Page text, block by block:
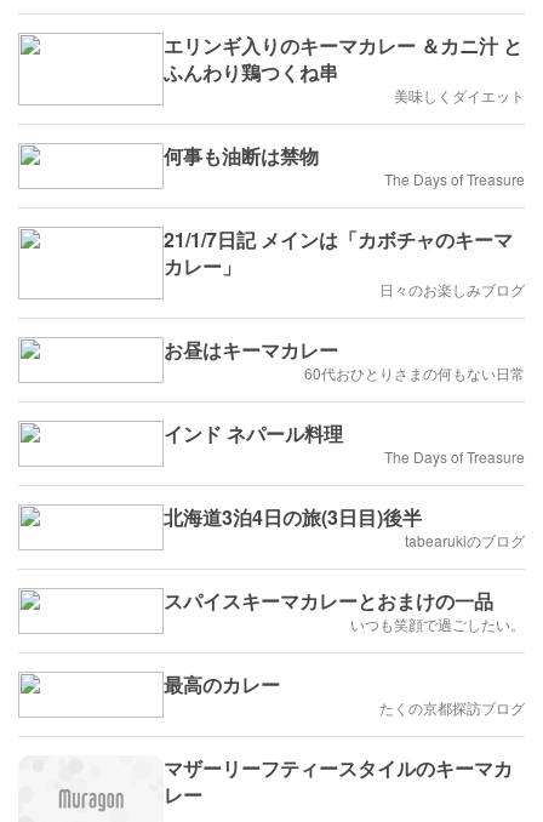
エリンギ入りのキーマカレー ＆カニ汁 と
ふんわり鶏つくね串
美味しくダイエット
何事も油断は禁物
The Days of Treasure
21/1/7日記 メインは「カボチャのキーマ
カレー」
日々のお楽しみブログ
お昼はキーマカレー
60代おひとりさまの何もない日常
インド ネパール料理
The Days of Treasure
北海道3泊4日の旅(3日目)後半
tabearukiのブログ
スパイスキーマカレーとおまけの一品
いつも笑顔で過ごしたい。
最高のカレー
たくの京都探訪ブログ
マザーリーフティースタイルのキーマカ
レー